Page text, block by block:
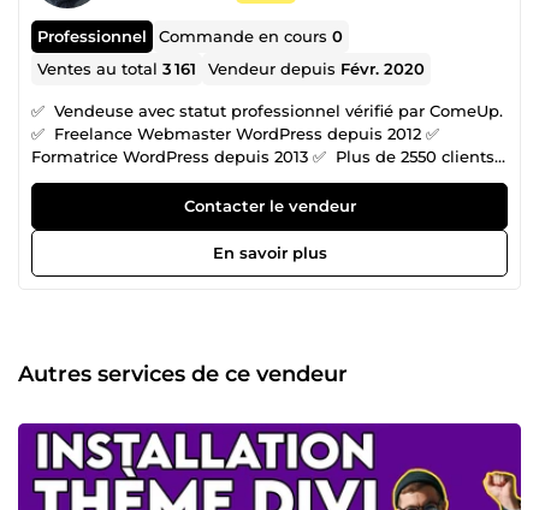
Professionnel Commande en cours0
Ventes au total3 161 Vendeur depuis Févr. 2020
✅ Vendeuse avec statut professionnel vérifié par ComeUp.
✅ Freelance Webmaster WordPress depuis 2012 ✅
Formatrice WordPress depuis 2013 ✅ Plus de 2550 clients
satisfaits sur la plateforme ! Création de sites internet
Spécialiste WordPress depuis plus de 12 ans, j’aide les
entrepreneurs à se lancer ou à développer leur activité en
les accompagnant dans la création de leur identité
digitale. Depuis 2012, je travaille exclusivement avec
répondre aux demandes incontournables de mes clients
liées à l'évolution des marchés, je me suis formée au web
clients, je suis à l’écoute de vos besoins, n’hésitez pas à
me soumettre votre projet. 🚀 Installation de licence
officielle : ▸ Licence officielle Elementor Pro / Licence
officielle Crocoblock / Licence officielle Premium addon for
Contacter le vendeur
En savoir plus
Autres services de ce vendeur